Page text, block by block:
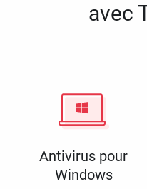
avec
Antivirus pour
Windows